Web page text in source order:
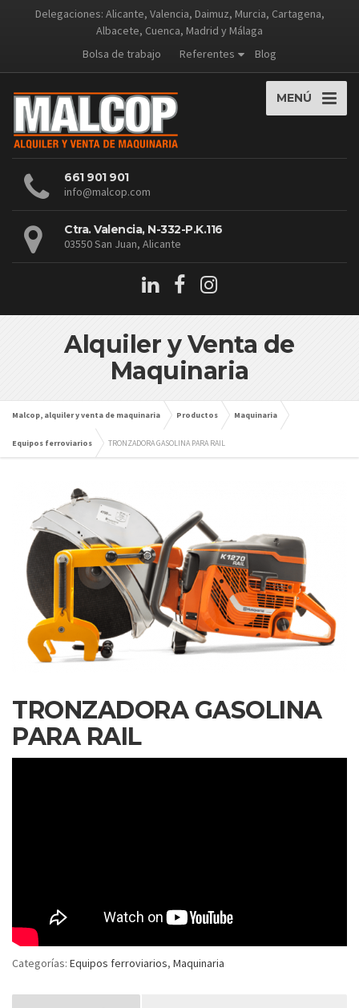
Delegaciones: Alicante, Valencia, Daimuz, Murcia, Cartagena,
Albacete, Cuenca, Madrid y Málaga
Bolsa de trabajo
Referentes Blog
MENÚ
661 901 901
info@malcop.com
Ctra. Valencia, N-332-P.K.116
03550 San Juan, Alicante
Alquiler y Venta de
Maquinaria
Malcop, alquiler y venta de maquinaria Productos Maquinaria
Equipos ferroviarios TRONZADORA GASOLINA PARA RAIL
TRONZADORA GASOLINA
PARA RAIL
Categorías: Equipos ferroviarios, Maquinaria